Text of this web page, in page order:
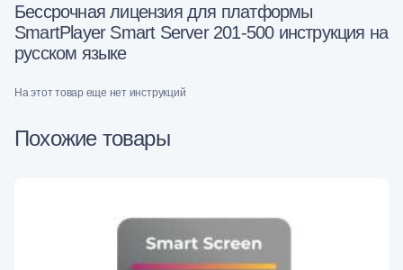
Бессрочная лицензия для платформы
SmartPlayer Smart Server 201-500 инструкция на
русском языке
На этот товар еще нет инструкций
Похожие товары